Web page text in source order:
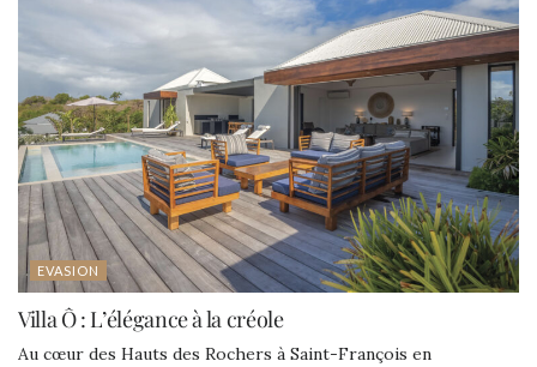
EVASION
Villa Ô : L’élégance à la créole
Au cœur des Hauts des Rochers à Saint-François en